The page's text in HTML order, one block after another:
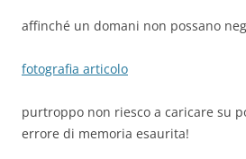
affinché un domani non possano
fotografia articolo
purtroppo non riesco a caricare su
errore di memoria esaurita!